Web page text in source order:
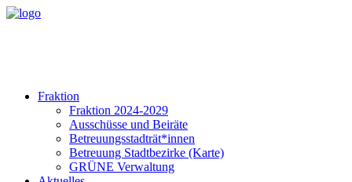
Fraktion
Fraktion 2024-2029
Ausschüsse und Beiräte
Betreuungsstadträt*innen
Betreuung Stadtbezirke (Karte)
GRÜNE Verwaltung